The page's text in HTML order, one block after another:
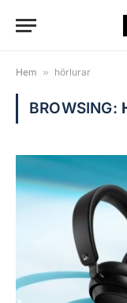
Hem » hörlurar
BROWSING: